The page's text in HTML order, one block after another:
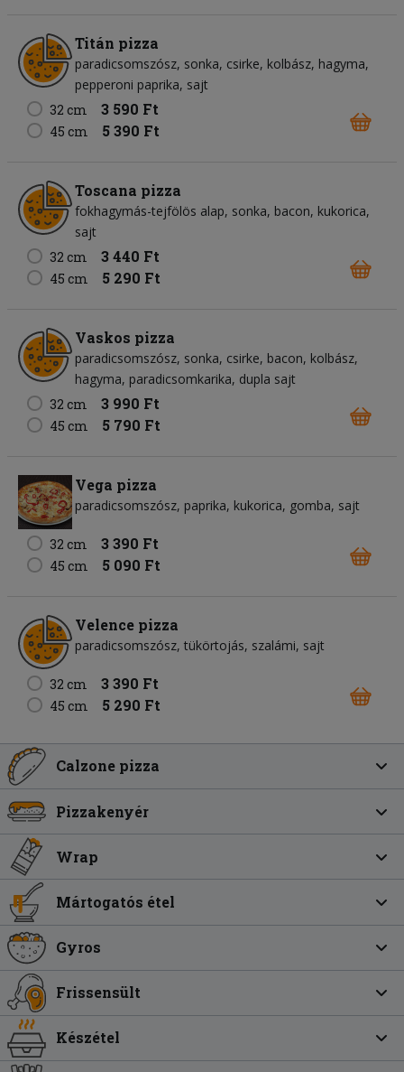
Titán pizza
paradicsomszósz sonka csirke kolbász hagyma
pepperoni paprika sajt
32 cm
3 590 Ft
45 cm 5 390 Ft
Toscana pizza
fokhagymás-tejfölös alap sonka bacon kukorica
sajt
32 cm
3 440 Ft
45 cm 5 290 Ft
Vaskos pizza
paradicsomszósz sonka csirke bacon kolbász
hagyma paradicsomkarika dupla sajt
32 cm
3 990 Ft
45 cm 5 790 Ft
Vega pizza
paradicsomszósz paprika kukorica gomba sajt
32 cm 3 390 Ft
45 cm 5 090 Ft
Velence pizza
paradicsomszósz tükörtojás szalámi sajt
32 cm 3 390 Ft
45 cm 5 290 Ft
Calzone pizza
Pizzakenyér
Wrap
Mártogatós étel
Gyros
Frissensült
Készétel